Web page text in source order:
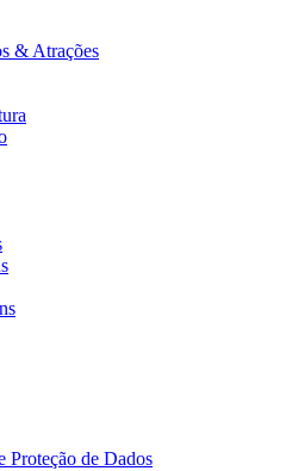
& Atrações
Proteção de Dados